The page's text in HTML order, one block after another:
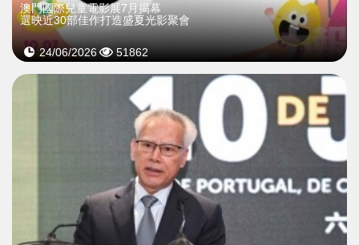
澳門國際兒童電影展7月揭幕
選映近30部佳作打造盛夏光影聚會
24/06/2026 51862